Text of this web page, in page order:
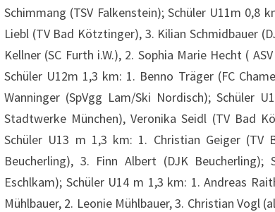
Schimmang (TSV Falkenstein); Schüler U11m 0,8
Liebl (TV Bad Kötztinger), 3. Kilian Schmidbauer
Kellner (SC Furth i.W.), 2. Sophia Marie Hecht (
Schüler U12m 1,3 km: 1. Benno Träger (FC
Wanninger (SpVgg Lam/Ski Nordisch); Schüler
Stadtwerke München), Veronika Seidl (TV Bad
Schüler U13 m 1,3 km: 1. Christian Geiger (TV
Beucherling), 3. Finn Albert (DJK
Eschlkam); Schüler U14 m 1,3 km: 1. Andreas
Mühlbauer, 2. Leonie Mühlbauer, 3. Christian Vogl